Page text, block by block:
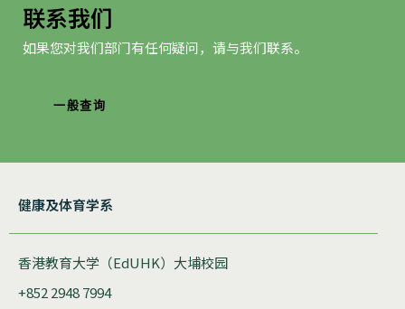
联系我们
如果您对我们部门有任何疑问，请与我们联系。
一般查询
健康及体育学系
香港教育大学（EdUHK）大埔校园
+852 2948 7994